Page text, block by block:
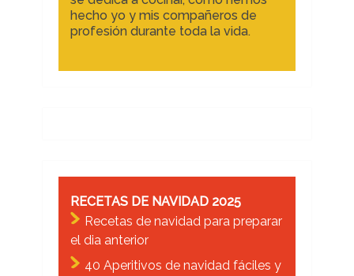
hecho yo y mis compañeros de
profesión durante toda la vida.
RECETAS DE NAVIDAD 2025
Recetas de navidad para preparar
el dia anterior
40 Aperitivos de navidad fáciles y